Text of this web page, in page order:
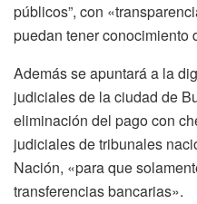
públicos”, con
puedan tener
Además se apuntará a la
judiciales de la ciudad de
eliminación del pago con
judiciales de tribunales
Nación, «para que
transferencias bancarias».